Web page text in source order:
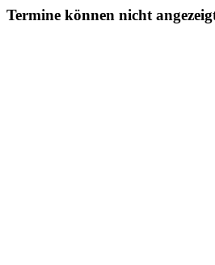
Termine können nicht